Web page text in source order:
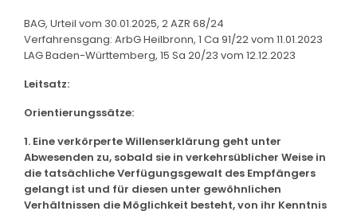
BAG, Urteil vom 30.01.2025, 2 AZR 68/24
Verfahrensgang: ArbG Heilbronn, 1 Ca 91/22 vom 11.01.2023
LAG Baden-Württemberg, 15 Sa 20/23 vom 12.12.2023
Leitsatz:
Orientierungssätze:
1. Eine verkörperte Willenserklärung geht unter
Abwesenden zu, sobald sie in verkehrsüblicher Weise in
die tatsächliche Verfügungsgewalt des Empfängers
gelangt ist und für diesen unter gewöhnlichen
Verhältnissen die Möglichkeit besteht, von ihr Kenntnis